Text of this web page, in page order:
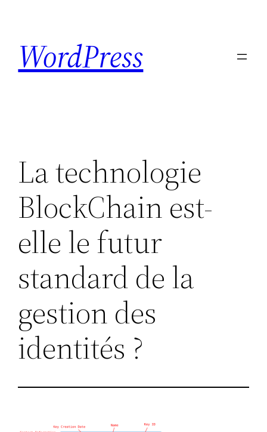
content
WordPress
La technologie
BlockChain est-
elle le futur
standard de la
gestion des
identités ?